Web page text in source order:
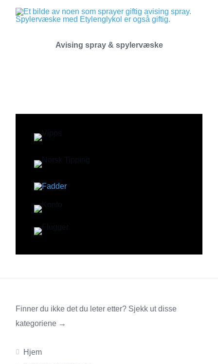
Avising spray & spylervæske
Finner du ikke det du leter etter? Sjekk ut disse
kategoriene →
Hjem